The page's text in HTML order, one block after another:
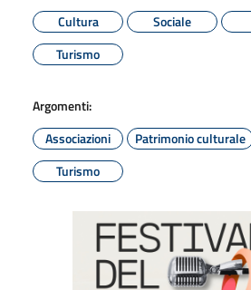
Cultura
Sociale
Turismo
Argomenti:
Associazioni
Patrimonio culturale
Turismo